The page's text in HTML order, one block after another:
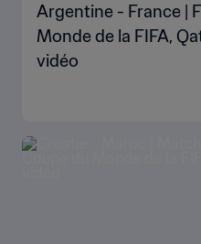
Argentine - France |
Monde de la FIFA,
vidéo